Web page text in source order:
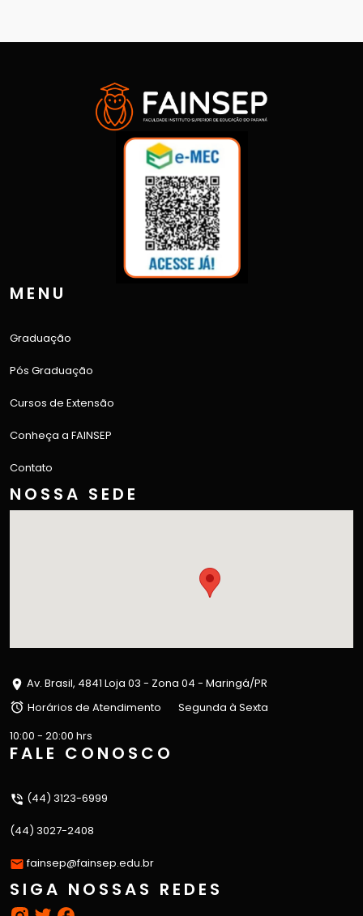
MENU
Graduação
Pós Graduação
Cursos de Extensão
Conheça a FAINSEP
Contato
NOSSA SEDE
Av. Brasil, 4841 Loja 03 - Zona 04 - Maringá/PR
Horários de Atendimento
Segunda à Sexta
10:00 - 20:00 hrs
FALE CONOSCO
(44) 3123-6999
(44) 3027-2408
fainsep@fainsep.edu.br
SIGA NOSSAS REDES